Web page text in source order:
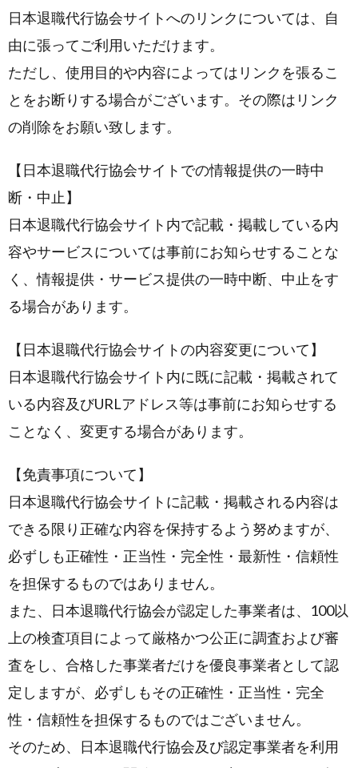
日本退職代行協会サイトへのリンクについては、自
由に張ってご利用いただけます。
ただし、使用目的や内容によってはリンクを張るこ
とをお断りする場合がございます。その際はリンク
の削除をお願い致します。
【日本退職代行協会サイトでの情報提供の一時中
断・中止】
日本退職代行協会サイト内で記載・掲載している内
容やサービスについては事前にお知らせすることな
く、情報提供・サービス提供の一時中断、中止をす
る場合があります。
【日本退職代行協会サイトの内容変更について】
日本退職代行協会サイト内に既に記載・掲載されて
いる内容及びURLアドレス等は事前にお知らせする
ことなく、変更する場合があります。
【免責事項について】
日本退職代行協会サイトに記載・掲載される内容は
できる限り正確な内容を保持するよう努めますが、
必ずしも正確性・正当性・完全性・最新性・信頼性
を担保するものではありません。
また、日本退職代行協会が認定した事業者は、100以
上の検査項目によって厳格かつ公正に調査および審
査をし、合格した事業者だけを優良事業者として認
定しますが、必ずしもその正確性・正当性・完全
性・信頼性を担保するものではございません。
そのため、日本退職代行協会及び認定事業者を利用